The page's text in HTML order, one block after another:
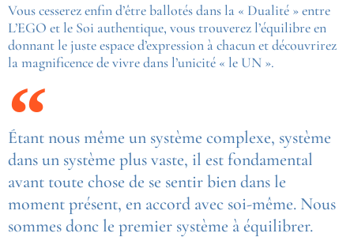
Vous cesserez enfin d’être ballotés dans la « Dualité » entre
L’EGO et le Soi authentique, vous trouverez l’équilibre en
donnant le juste espace d’expression à chacun et découvrirez
la magnificence de vivre dans l’unicité « le UN ».
Étant nous même un système complexe, système
dans un système plus vaste, il est fondamental
avant toute chose de se sentir bien dans le
moment présent, en accord avec soi-même. Nous
sommes donc le premier système à équilibrer.